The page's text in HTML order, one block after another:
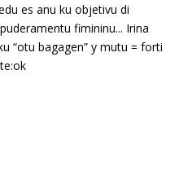
es anu ku objetivu di
fimininu... Irina
“otu bagagen” y mutu = forti